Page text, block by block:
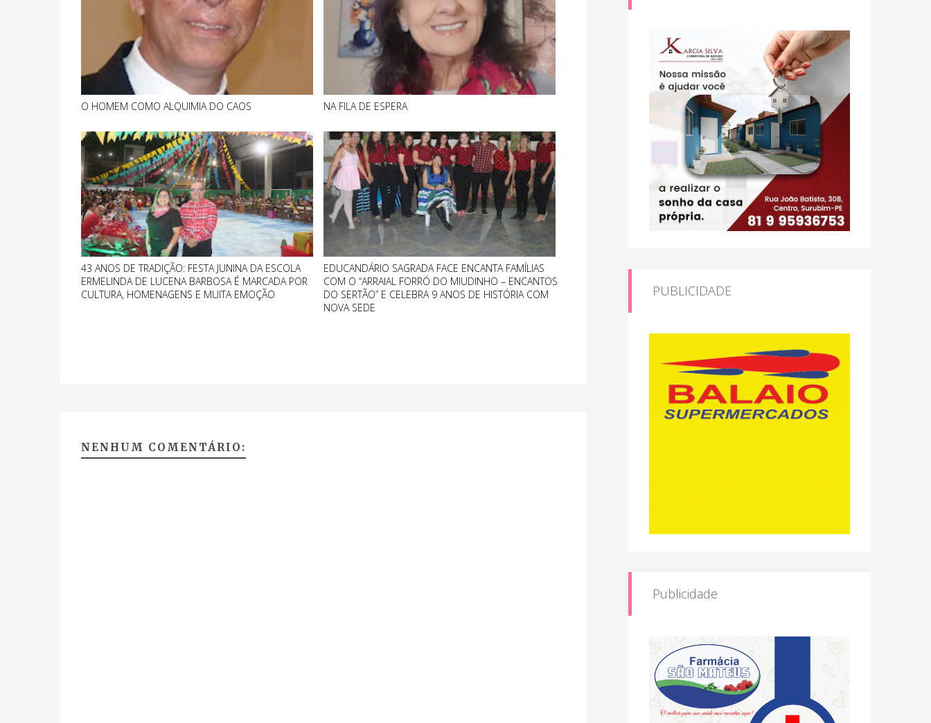
O HOMEM COMO ALQUIMIA DO CAOS NA FILA DE ESPERA
43 ANOS DE TRADIÇÃO: FESTA JUNINA DA ESCOLA
ERMELINDA DE LUCENA BARBOSA É MARCADA POR
CULTURA, HOMENAGENS E MUITA EMOÇÃO
EDUCANDÁRIO SAGRADA FACE ENCANTA FAMÍLIAS
COM O “ARRAIAL FORRÓ DO MIUDINHO – ENCANTOS
DO SERTÃO” E CELEBRA 9 ANOS DE HISTÓRIA COM
NOVA SEDE
NENHUM COMENTÁRIO:
PUBLICIDADE
Publicidade